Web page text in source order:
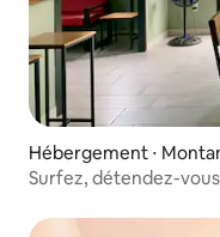
Hébergement ⋅
Surfez, détendez-